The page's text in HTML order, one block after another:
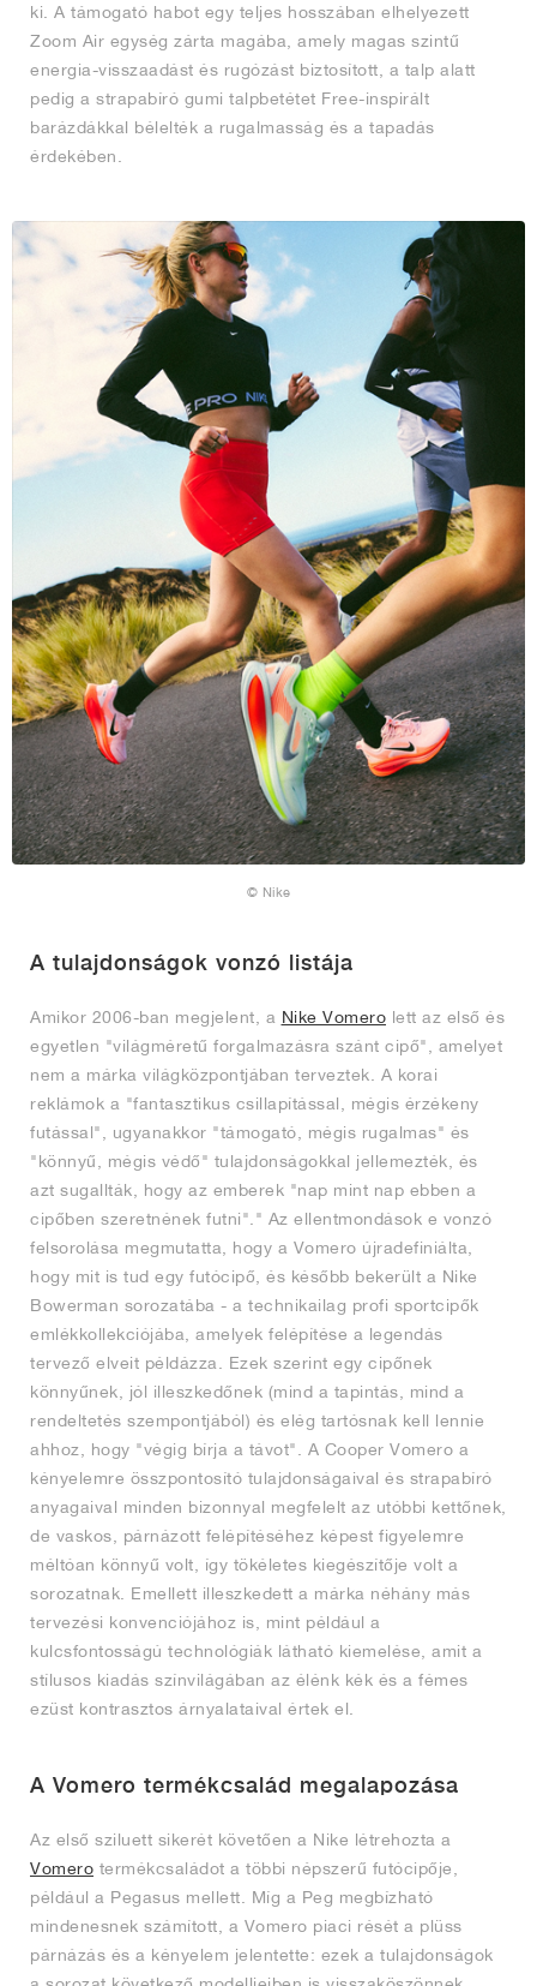
ki. A támogató habot egy teljes hosszában elhelyezett
Zoom Air egység zárta magába, amely magas szintű
energia-visszaadást és rugózást biztosított, a talp alatt
pedig a strapabíró gumi talpbetétet Free-inspirált
barázdákkal bélelték a rugalmasság és a tapadás
érdekében.
© Nike
A tulajdonságok vonzó listája
Amikor 2006-ban megjelent, a Nike Vomero lett az első és
egyetlen "világméretű forgalmazásra szánt cipő", amelyet
nem a márka világközpontjában terveztek. A korai
reklámok a "fantasztikus csillapítással, mégis érzékeny
futással", ugyanakkor "támogató, mégis rugalmas" és
"könnyű, mégis védő" tulajdonságokkal jellemezték, és
azt sugallták, hogy az emberek "nap mint nap ebben a
cipőben szeretnének futni"." Az ellentmondások e vonzó
felsorolása megmutatta, hogy a Vomero újradefiniálta,
hogy mit is tud egy futócipő, és később bekerült a Nike
Bowerman sorozatába - a technikailag profi sportcipők
emlékkollekciójába, amelyek felépítése a legendás
tervező elveit példázza. Ezek szerint egy cipőnek
könnyűnek, jól illeszkedőnek (mind a tapintás, mind a
rendeltetés szempontjából) és elég tartósnak kell lennie
ahhoz, hogy "végig bírja a távot". A Cooper Vomero a
kényelemre összpontosító tulajdonságaival és strapabíró
anyagaival minden bizonnyal megfelelt az utóbbi kettőnek,
de vaskos, párnázott felépítéséhez képest figyelemre
méltóan könnyű volt, így tökéletes kiegészítője volt a
sorozatnak. Emellett illeszkedett a márka néhány más
tervezési konvenciójához is, mint például a
kulcsfontosságú technológiák látható kiemelése, amit a
stílusos kiadás színvilágában az élénk kék és a fémes
ezüst kontrasztos árnyalataival értek el.
A Vomero termékcsalád megalapozása
Az első sziluett sikerét követően a Nike létrehozta a
Vomero termékcsaládot a többi népszerű futócipője,
például a Pegasus mellett. Míg a Peg megbízható
mindenesnek számított, a Vomero piaci rését a plüss
párnázás és a kényelem jelentette: ezek a tulajdonságok